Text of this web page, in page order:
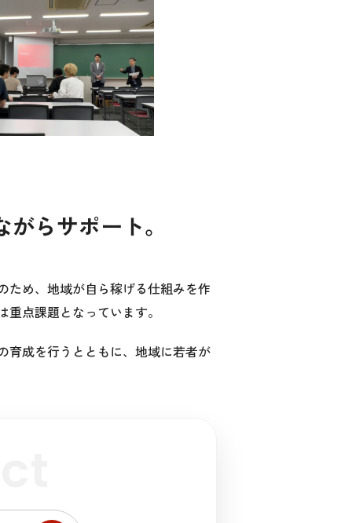
らサポート。
ため、地域が自ら稼げる仕組みを作
点課題となっています。
育成を行うとともに、地域に若者が